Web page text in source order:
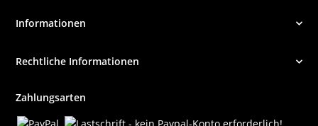
Informationen
Rechtliche Informationen
Zahlungsarten